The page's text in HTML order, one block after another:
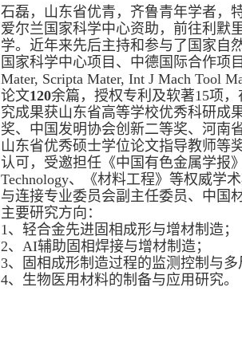
石磊，山东省优青，齐鲁青年学者，
爱尔兰国家科学中心资助，前往利默
学。 近年来先后主持和参与了国家自
国家科学中心项目、中德国际合作项
Mater, Scripta Mater, Int J Mach Tool
论文120余篇，授权专利及软著15项
究成果获山东省高等学校优秀科研成
奖、中国发明协会创新二等奖、河南
山东省优秀硕士学位论文指导教师等
认可，受邀担任《中国有色金属学报
Technology、《材料工程》等权威学
与连接专业委员会副主任委员、中国
主要研究方向：
1、轻合金先进固相成形与增材制造；
2、AI辅助固相焊接与增材制造；
3、固相成形制造过程的监测控制与多
4、生物医用材料的制备与应用研究。